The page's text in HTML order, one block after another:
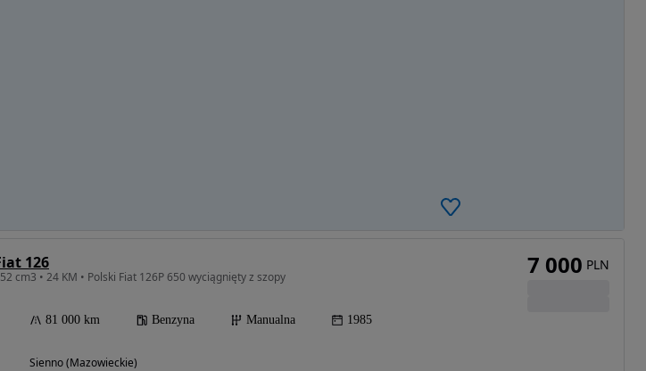
126
cm3 • 24 KM • Polski Fiat 126P 650 wyciągnięty z szopy
81 000 km Benzyna Manualna 1985
Sienno (Mazowieckie)
7 000 PLN